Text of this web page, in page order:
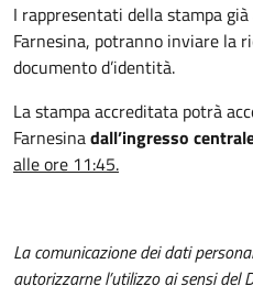
I rappresentati della stampa
Farnesina, potranno inviare la
documento d’identità.
La stampa accreditata potrà
Farnesinadall’ingresso
alle ore 11:45.
La comunicazione dei dati
autorizzarne l’utilizzo ai sensi del